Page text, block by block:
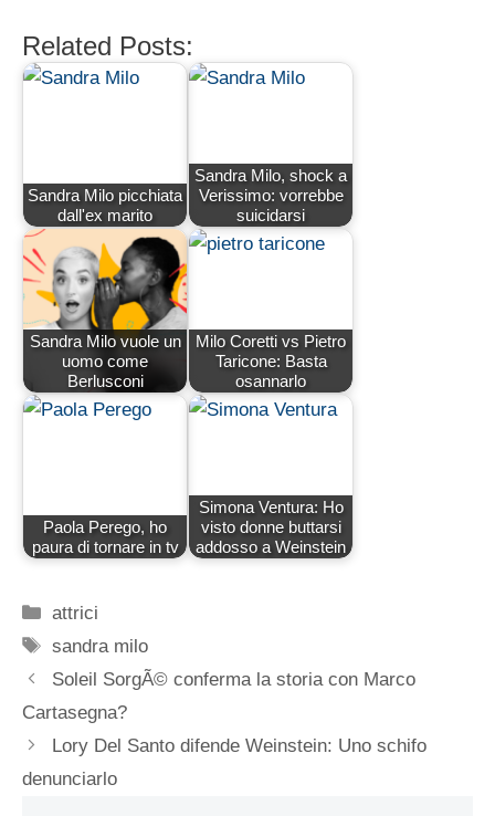
Related Posts:
Sandra Milo picchiata
dall'ex marito
Sandra Milo, shock a
Verissimo: vorrebbe
suicidarsi
Sandra Milo vuole un
uomo come
Berlusconi
Milo Coretti vs Pietro
Taricone: Basta
osannarlo
Paola Perego, ho
paura di tornare in tv
Simona Ventura: Ho
visto donne buttarsi
addosso a Weinstein
Categorie
attrici
Tag
sandra milo
Soleil SorgÃ© conferma la storia con Marco
Cartasegna?
Lory Del Santo difende Weinstein: Uno schifo
denunciarlo